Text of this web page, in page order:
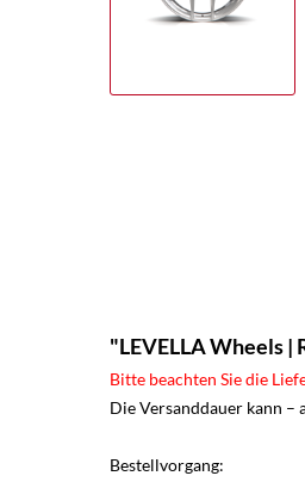
"LEVELLA Wheels |
Bitte beachten Sie die
Die Versanddauer kann –
Bestellvorgang: